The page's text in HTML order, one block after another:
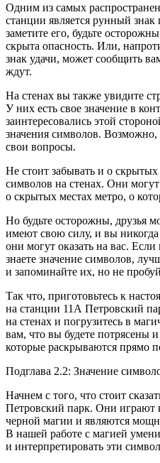
Одним из самых
станции является рунный
заметите его, будьте
скрыта опасность. Или,
знак удачи, может сообщить
ждут.
На стенах вы также увидите
У них есть свое значение в
заинтересовались этой
значения символов.
свои вопросы.
Не стоит забывать и о
символов на стенах. Они
о скрытых местах метро, о
Но будьте осторожны, друзья
имеют свою силу, и вы никогда
они могут оказать на вас.
знаете значение символов,
и запоминайте их, но не
Так что, приготовьтесь к
на станции 11А Петровский
на стенах и погрузитесь в
вам, что вы будете потрясены
которые раскрываются прямо
Подглава 2.2: Значение
Начнем с того, что стоит
Петровский парк. Они играют
черной магии и являются
В нашей работе с магией
и интерпретировать эти